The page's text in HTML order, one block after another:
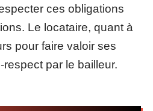
ces obligations
Le locataire, quant à
pour faire valoir ses
par le bailleur.